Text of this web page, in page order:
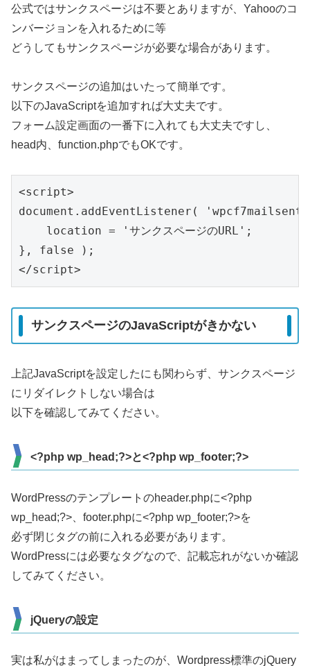
公式ではサンクスページは不要とありますが、Yahooのコ
ンバージョンを入れるために等
どうしてもサンクスページが必要な場合があります。
サンクスページの追加はいたって簡単です。
以下のJavaScriptを追加すれば大丈夫です。
フォーム設定画面の一番下に入れても大丈夫ですし、
head内、function.phpでもOKです。
<script>
document.addEventListener(
    location = 'サンクスページのURL';
}, false );
</script>
サンクスページのJavaScriptがきかない
上記JavaScriptを設定したにも関わらず、サンクスページ
にリダイレクトしない場合は
以下を確認してみてください。
<?php wp_head;?>と<?php wp_footer;?>
WordPressのテンプレートのheader.phpに<?php
wp_head;?>、footer.phpに<?php wp_footer;?>を
必ず閉じタグの前に入れる必要があります。
WordPressには必要なタグなので、記載忘れがないか確認
してみてください。
jQueryの設定
実は私がはまってしまったのが、Wordpress標準のjQuery